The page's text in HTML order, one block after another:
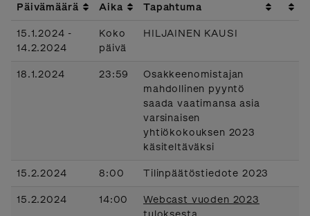
Päivämäärä
Aika Tapahtuma
15.1.2024 -
14.2.2024
Koko
päivä
HILJAINEN KAUSI
18.1.2024 23:59
Osakkeenomistajan
mahdollinen pyyntö
saada vaatimansa asia
varsinaisen
yhtiökokouksen 2023
käsiteltäväksi
15.2.2024 8:00 Tilinpäätöstiedote 2023
15.2.2024 14:00
Webcast vuoden 2023